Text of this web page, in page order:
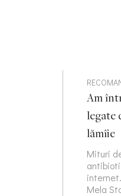
Am
legate
lămîie
Mituri
Mela